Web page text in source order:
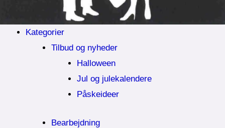
Kategorier
Tilbud og nyheder
Halloween
Jul og julekalendere
Påskeideer
Bearbejdning